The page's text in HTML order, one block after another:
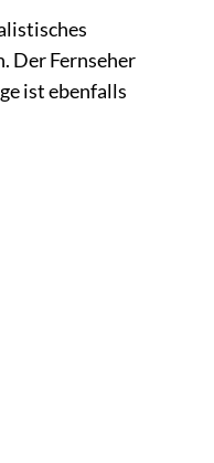
Der Fernseher
ist ebenfalls